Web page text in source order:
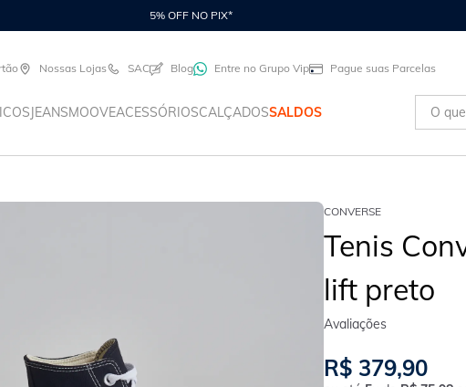
5% OFF NO PIX*
Nossas Lojas SAC Blog Entre no Grupo Vip Pague suas Parcelas
JEANSMOOVEACESSÓRIOSCALÇADOSSALDOS
O que
CONVERSE
Tenis
lift preto
R$ 379,90